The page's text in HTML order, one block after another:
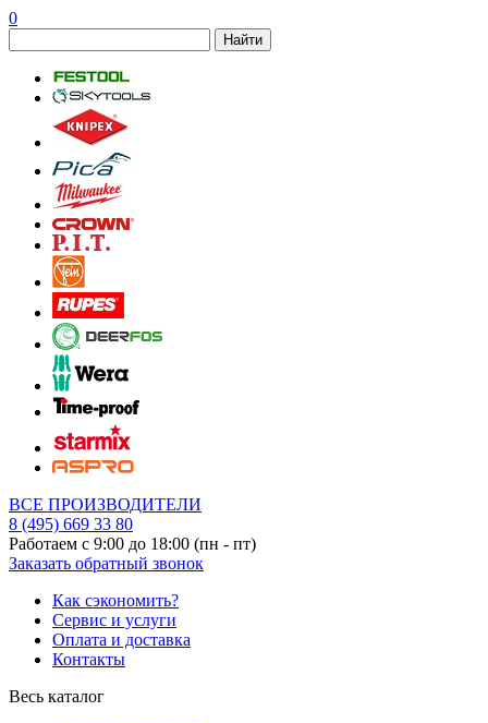
0
Найти
ВСЕ ПРОИЗВОДИТЕЛИ
8 (495) 669 33 80
Работаем с 9:00 до 18:00 (пн - пт)
Заказать обратный звонок
Как сэкономить?
Сервис и услуги
Оплата и доставка
Контакты
Весь каталог